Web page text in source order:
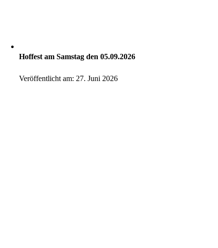
Hoffest am Samstag den 05.09.2026
Veröffentlicht am: 27. Juni 2026